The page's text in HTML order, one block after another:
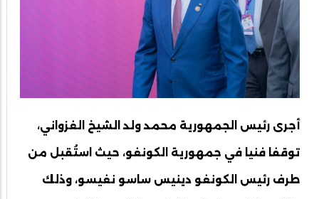
أجرى رئيس الجمهورية محمد ولد الشيخ الغزواني،
توقفا فنيا في جمهورية الكونغو، حيث استُقبل من
طرف رئيس الكونغو دينيس ساسو نغيسو، وذلك